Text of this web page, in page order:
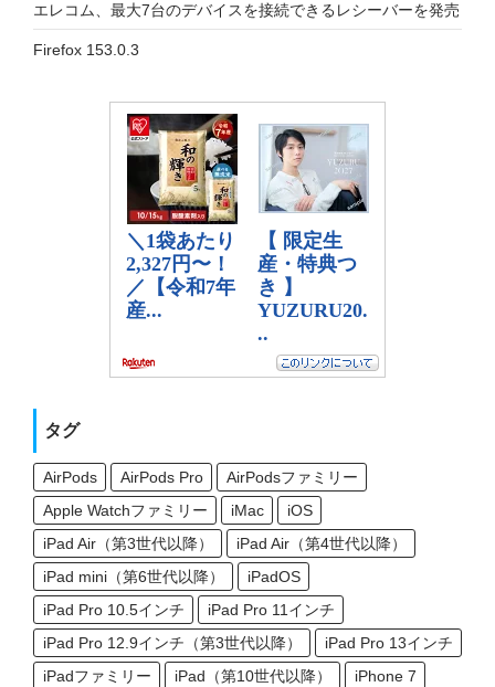
エレコム、最大7台のデバイスを接続できるレシーバーを発売
Firefox 153.0.3
タグ
AirPods AirPods Pro
AirPodsファミリー
Apple Watchファミリー
iMac
iOS
iPad Air（第3世代以降）
iPad Air（第4世代以降）
iPad mini（第6世代以降）
iPadOS
iPad Pro 10.5インチ
iPad Pro 11インチ
iPad Pro 12.9インチ（第3世代以降）
iPad Pro 13インチ
iPadファミリー
iPad（第10世代以降）
iPhone 7